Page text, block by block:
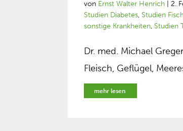
von Ernst Walter Henrich |2.
Studien Diabetes, Studien
sonstige Krankheiten, Studien
Dr. med. Michael
Fleisch, Geflügel,
mehr lesen